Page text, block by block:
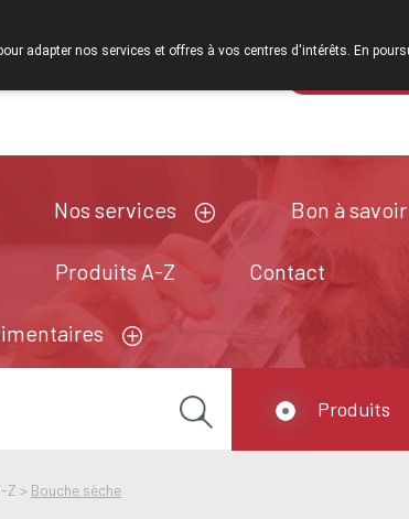
Nos services Bon à savoir
Produits A-Z Contact
Z > Bouche sèche
Produits
adapter nos services et offres à vos centres d'intérêts. En